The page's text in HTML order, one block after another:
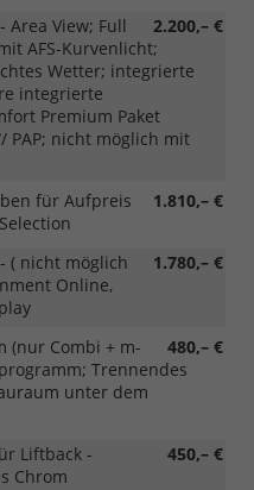
2.200,– €
Area View; Full
AFS-Kurvenlicht;
Wetter; integrierte
integrierte
Premium Paket
PAP; nicht möglich mit
1.810,– €
für Aufpreis
1.780,– €
( nicht möglich
Online,
480,– €
(nur Combi + m-
Trennendes
unter dem
450,– €
Liftback -
Chrom